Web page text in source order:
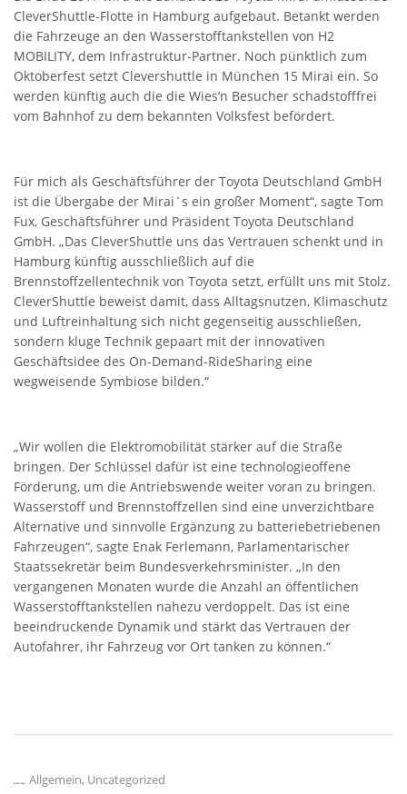
CleverShuttle-Flotte in Hamburg aufgebaut. Betankt werden
die Fahrzeuge an den Wasserstofftankstellen von H2
MOBILITY, dem Infrastruktur-Partner. Noch pünktlich zum
Oktoberfest setzt Clevershuttle in München 15 Mirai ein. So
werden künftig auch die die Wies’n Besucher schadstofffrei
vom Bahnhof zu dem bekannten Volksfest befördert.
Für mich als Geschäftsführer der Toyota Deutschland GmbH
ist die Übergabe der Mirai`s ein großer Moment“, sagte Tom
Fux, Geschäftsführer und Präsident Toyota Deutschland
GmbH. „Das CleverShuttle uns das Vertrauen schenkt und in
Hamburg künftig ausschließlich auf die
Brennstoffzellentechnik von Toyota setzt, erfüllt uns mit Stolz.
CleverShuttle beweist damit, dass Alltagsnutzen, Klimaschutz
und Luftreinhaltung sich nicht gegenseitig ausschließen,
sondern kluge Technik gepaart mit der innovativen
Geschäftsidee des On-Demand-RideSharing eine
wegweisende Symbiose bilden.“
„Wir wollen die Elektromobilität stärker auf die Straße
bringen. Der Schlüssel dafür ist eine technologieoffene
Förderung, um die Antriebswende weiter voran zu bringen.
Wasserstoff und Brennstoffzellen sind eine unverzichtbare
Alternative und sinnvolle Ergänzung zu batteriebetriebenen
Fahrzeugen“, sagte Enak Ferlemann, Parlamentarischer
Staatssekretär beim Bundesverkehrsminister. „In den
vergangenen Monaten wurde die Anzahl an öffentlichen
Wasserstofftankstellen nahezu verdoppelt. Das ist eine
beeindruckende Dynamik und stärkt das Vertrauen der
Autofahrer, ihr Fahrzeug vor Ort tanken zu können.“
Allgemein, Uncategorized